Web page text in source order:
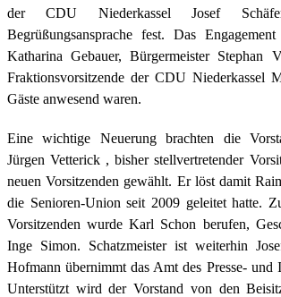
der CDU Niederkassel Josef
Begrüßungsansprache fest. Das
Katharina Gebauer, Bürgermeister Stephan
Fraktionsvorsitzende der CDU Niederkassel
Gäste anwesend waren.
Eine wichtige Neuerung brachten die
Jürgen Vetterick , bisher stellvertretender
neuen Vorsitzenden gewählt. Er löst damit
die Senioren-Union seit 2009 geleitet hatte.
Vorsitzenden wurde Karl Schon berufen,
Inge Simon. Schatzmeister ist weiterhin
Hofmann übernimmt das Amt des Presse- und
Unterstützt wird der Vorstand von den